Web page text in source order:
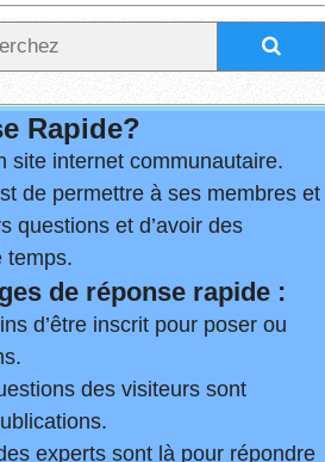
Rapide?
site internet communautaire.
de permettre à ses membres et
questions et d’avoir des
temps.
de réponse rapide :
d’être inscrit pour poser ou
des visiteurs sont
experts sont là pour répondre